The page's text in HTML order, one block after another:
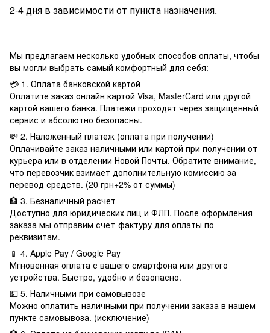
2-4 дня в зависимости от пункта назначения.
Мы предлагаем несколько удобных способов оплаты, чтобы
вы могли выбрать самый комфортный для себя:
💳 1. Оплата банковской картой
Оплатите заказ онлайн картой Visa, MasterCard или другой
картой вашего банка. Платежи проходят через защищенный
сервис и абсолютно безопасны.
💸 2. Наложенный платеж (оплата при получении)
Оплачивайте заказ наличными или картой при получении от
курьера или в отделении Новой Почты. Обратите внимание,
что перевозчик взимает дополнительную комиссию за
перевод средств. (20 грн+2% от суммы)
🏦 3. Безналичный расчет
Доступно для юридических лиц и ФЛП. После оформления
заказа мы отправим счет-фактуру для оплаты по
реквизитам.
📱 4. Apple Pay / Google Pay
Мгновенная оплата с вашего смартфона или другого
устройства. Быстро, удобно и безопасно.
💵 5. Наличными при самовывозе
Можно оплатить наличными при получении заказа в нашем
пункте самовывоза. (исключение)